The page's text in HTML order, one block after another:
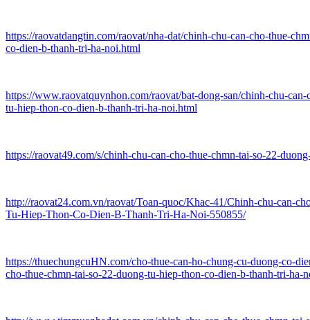
https://raovatdangtin.com/raovat/nha-dat/chinh-chu-can-cho-thue-
co-dien-b-thanh-tri-ha-noi.html
https://www.raovatquynhon.com/raovat/bat-dong-san/chinh-chu-
tu-hiep-thon-co-dien-b-thanh-tri-ha-noi.html
https://raovat49.com/s/chinh-chu-can-cho-thue-chmn-tai-so-22-
http://raovat24.com.vn/raovat/Toan-quoc/Khac-41/Chinh-chu-can-
Tu-Hiep-Thon-Co-Dien-B-Thanh-Tri-Ha-Noi-550855/
https://thuechungcuHN.com/cho-thue-can-ho-chung-cu-duong-co-
cho-thue-chmn-tai-so-22-duong-tu-hiep-thon-co-dien-b-thanh-tri-ha-